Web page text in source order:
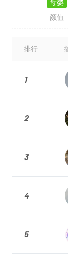
母婴
颜值
排行
1
2
3
4
5